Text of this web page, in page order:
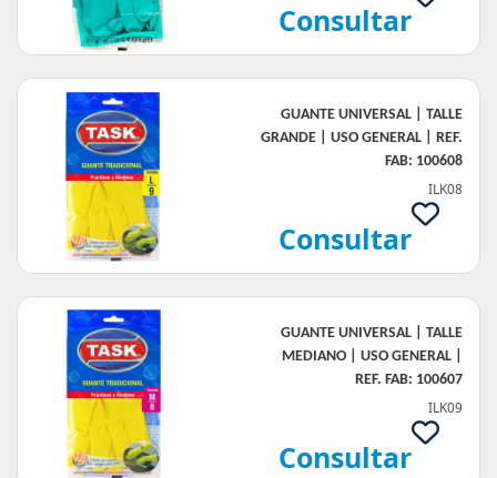
Consultar
GUANTE UNIVERSAL | TALLE
GRANDE | USO GENERAL | REF.
FAB: 100608
ILK08
Consultar
GUANTE UNIVERSAL | TALLE
MEDIANO | USO GENERAL |
REF. FAB: 100607
ILK09
Consultar